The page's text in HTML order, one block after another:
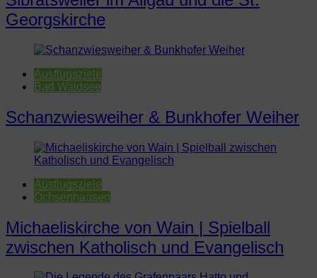
Georgskirche
Ausflugsziele
Bad Waldsee
Schanzwiesweiher & Bunkhofer Weiher
Ausflugsziele
Ochsenhausen
Michaeliskirche von Wain | Spielball
zwischen Katholisch und Evangelisch